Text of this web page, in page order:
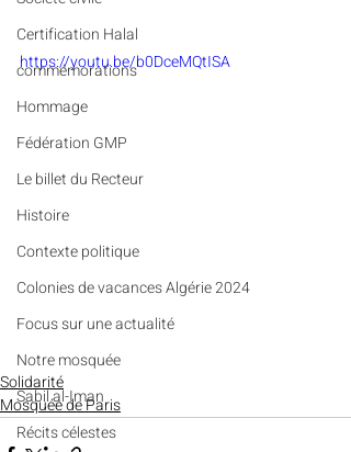
Certification Halal
commémorations
Hommage
Fédération GMP
Le billet du Recteur
Histoire
Contexte politique
Colonies de vacances Algérie 2024
​​Focus sur une actualité
Notre mosquée
Sabil al-Iman
Récits célestes
https://youtu.be/b0DceMQtISA
Solidarité
Mosquée de Paris